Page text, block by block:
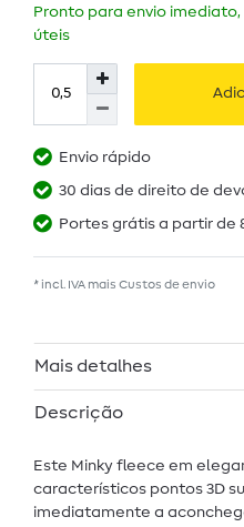
Pronto para envio
úteis
Envio rápido
30 dias de direito de
Portes grátis a partir de
* incl. IVA mais Custos de envio
Mais detalhes
Descrição
Este Minky fleece em
característicos pontos 3D
imediatamente a